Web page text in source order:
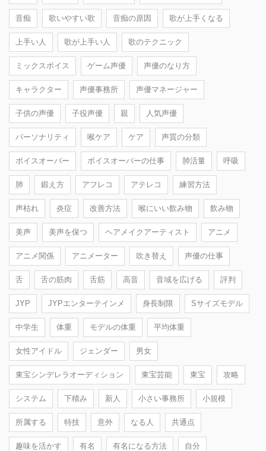
音痴 歌いやすい歌 音痴の原因 歌が上手くなる
上手い人 歌が上手い人 歌のテクニック
ミックスボイス ゲーム声優 声優のなり方
キャラクター 声優事務所 声優マネージャー
子供の声優 子役声優 親 人気声優
パーソナリティ 喉ケア ケア 声質の分類
ボイスオーバー ボイスオーバーの仕事 肺活量 呼吸
肺 鍛え方 アフレコ アテレコ 練習方法
声枯れ 炎症 改善方法 喉にいい飲み物 飲み物
美声 美声を保つ ヘアメイクアーティスト アニメ
アニメ関係 アニメーター 吹き替え 声優の仕事
舌 舌の筋肉 舌筋 高音 音域を広げる 評判
JYP JYPエンターテインメ 身長制限 Sサイズモデル
中学生 体重 モデルの体重 平均体重
女性アイドル ジェンダー 男女
東宝シンデレラオーディション 東宝芸能 東宝 攻略
システム 下積み 新人 小さい事務所 小規模
所属する 特技 意外 なる人 共通点
趣味を活かす 有名 有名になる方法 自分